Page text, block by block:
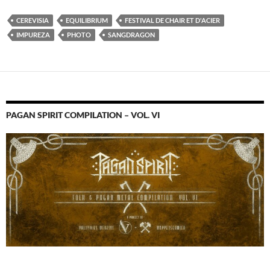
CEREVISIA EQUILIBRIUM
FESTIVAL DE CHAIR ET D'ACIER
IMPUREZA
PHOTO SANGDRAGON
PAGAN SPIRIT COMPILATION – VOL. VI